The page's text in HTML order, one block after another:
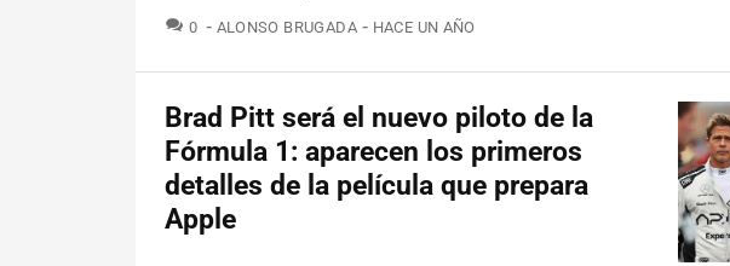
0 COMENTARIOS
ALONSO BRUGADA HACE UN AÑO
Brad Pitt será el nuevo piloto de la
Fórmula 1: aparecen los primeros
detalles de la película que prepara
Apple